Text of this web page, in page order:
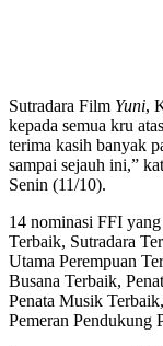
Sutradara Film Yuni,
kepada semua kru
terima kasih banyak
sampai sejauh ini,”
Senin (11/10).
14 nominasi FFI
Terbaik, Sutradara
Utama Perempuan
Busana Terbaik,
Penata Musik
Pemeran Pendukung